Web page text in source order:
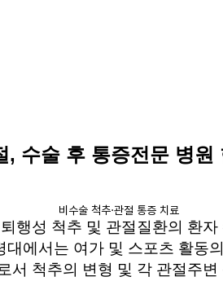
, 수술 후 통증전문 병원
비수술 척추·관절 통증 치료
행성 척추 및 관절질환의 환
대에서는 여가 및 스포츠 활동
서 척추의 변형 및 각 관절주